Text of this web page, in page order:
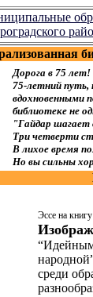
Дорога в 75 лет!
75-летний
вдохновенными
библиотеке не
"Гайдар шагает
Три четверти
В лихое время
Но вы сильны
Эссе на
“Идейным
среди